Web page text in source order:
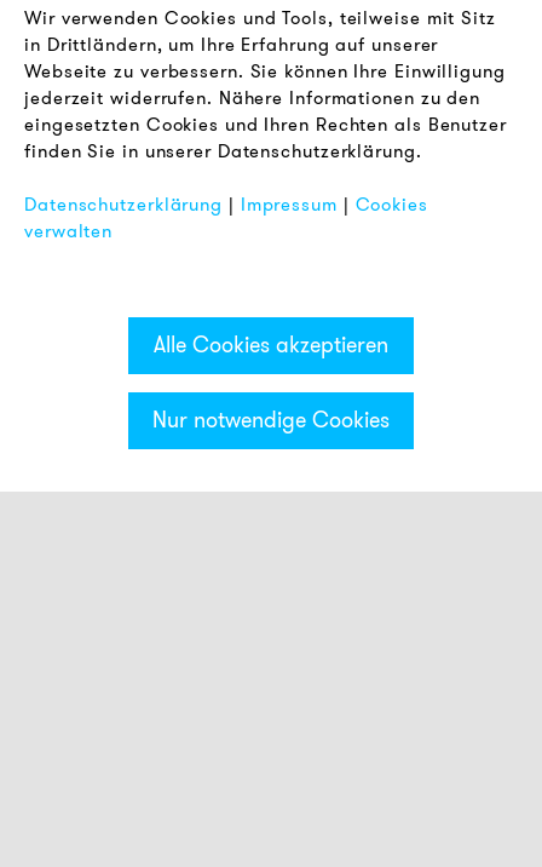
Kategorien & Filter
Newsletter
RECHTLICHES
AGB
Datenschutz
FAQ
Wir verwenden Cookies und Tools, teilweise mit Sitz
in Drittländern, um Ihre Erfahrung auf unserer
Webseite zu verbessern. Sie können Ihre Einwilligung
jederzeit widerrufen. Nähere Informationen zu den
eingesetzten Cookies und Ihren Rechten als Benutzer
finden Sie in unserer Datenschutzerklärung.
Datenschutzerklärung | Impressum | Cookies
verwalten
Alle Cookies akzeptieren
Nur notwendige Cookies